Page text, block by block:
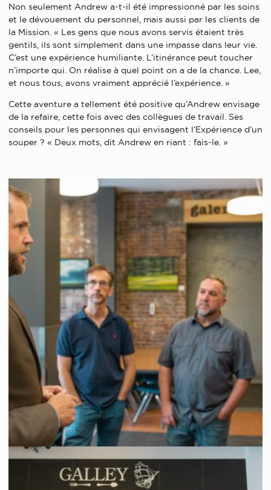
Non seulement Andrew a-t-il été impressionné par les soins
et le dévouement du personnel, mais aussi par les clients de
la Mission. « Les gens que nous avons servis étaient très
gentils, ils sont simplement dans une impasse dans leur vie.
C’est une expérience humiliante. L’itinérance peut toucher
n’importe qui. On réalise à quel point on a de la chance. Lee,
et nous tous, avons vraiment apprécié l’expérience. »
Cette aventure a tellement été positive qu’Andrew envisage
de la refaire, cette fois avec des collègues de travail. Ses
conseils pour les personnes qui envisagent l’Expérience d’un
souper ? « Deux mots, dit Andrew en riant : fais-le. »